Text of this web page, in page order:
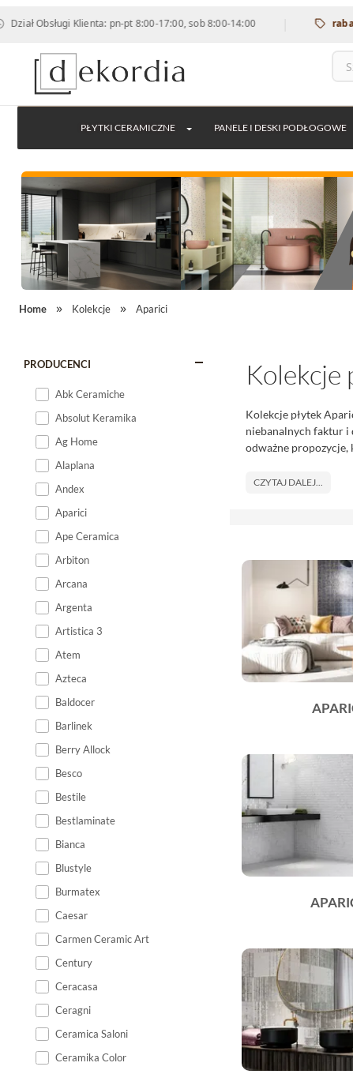
Klienta: pn-pt 8:00-17:00, sob 8:00-14:00 | rabat 12% na
PŁYTKI CERAMICZNE PANELE I DESKI PODŁOGOWE
Home Kolekcje Aparici
PRODUCENCI
Abk Ceramiche
Absolut Keramika
Ag Home
Alaplana
Andex
Aparici
Ape Ceramica
Arbiton
Arcana
Argenta
Artistica 3
Atem
Azteca
Baldocer
Barlinek
Berry Allock
Besco
Bestile
Bestlaminate
Bianca
Blustyle
Burmatex
Caesar
Carmen Ceramic Art
Century
Ceracasa
Ceragni
Ceramica Saloni
Ceramika Color
Kolekcje
Kolekcje płytek
niebanalnych faktur i
odważne propozycje,
CZYTAJ DALEJ...